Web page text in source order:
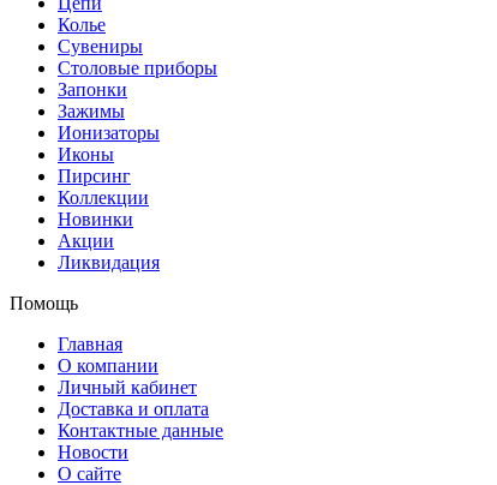
Колье
Сувениры
Столовые приборы
Запонки
Зажимы
Ионизаторы
Иконы
Пирсинг
Коллекции
Новинки
Акции
Ликвидация
Помощь
Главная
О компании
Личный кабинет
Доставка и оплата
Контактные данные
Новости
О сайте